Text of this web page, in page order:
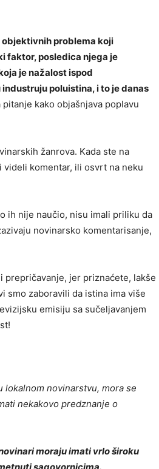
problema koji
faktor, posledica njega je
je nažalost ispod
poluistina, i to je danas
pitanje kako objašnjava poplavu
žanrova. Kada ste na
komentar, ili osvrt na neku
ih nije naučio, nisu imali priliku da
novinarsko komentarisanje,
prepričavanje, jer priznaćete, lakše
smo zaboravili da istina ima više
emisiju sa sučeljavanjem
lokalnom novinarstvu, mora se
nekakovo predznanje o
moraju imati vrlo široku